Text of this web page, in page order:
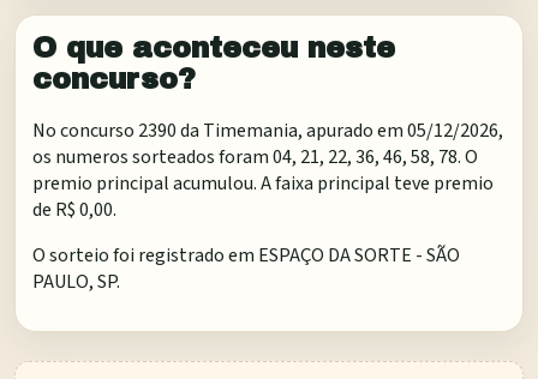
O que aconteceu neste
concurso?
No concurso 2390 da Timemania, apurado em 05/12/2026,
os numeros sorteados foram 04, 21, 22, 36, 46, 58, 78. O
premio principal acumulou. A faixa principal teve premio
de R$ 0,00.
O sorteio foi registrado em ESPAÇO DA SORTE - SÃO
PAULO, SP.